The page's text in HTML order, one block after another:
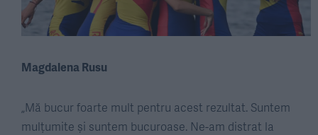
Magdalena Rusu
„Mă bucur foarte mult pentru acest rezultat. Suntem
mulțumite și suntem bucuroase. Ne-am distrat la